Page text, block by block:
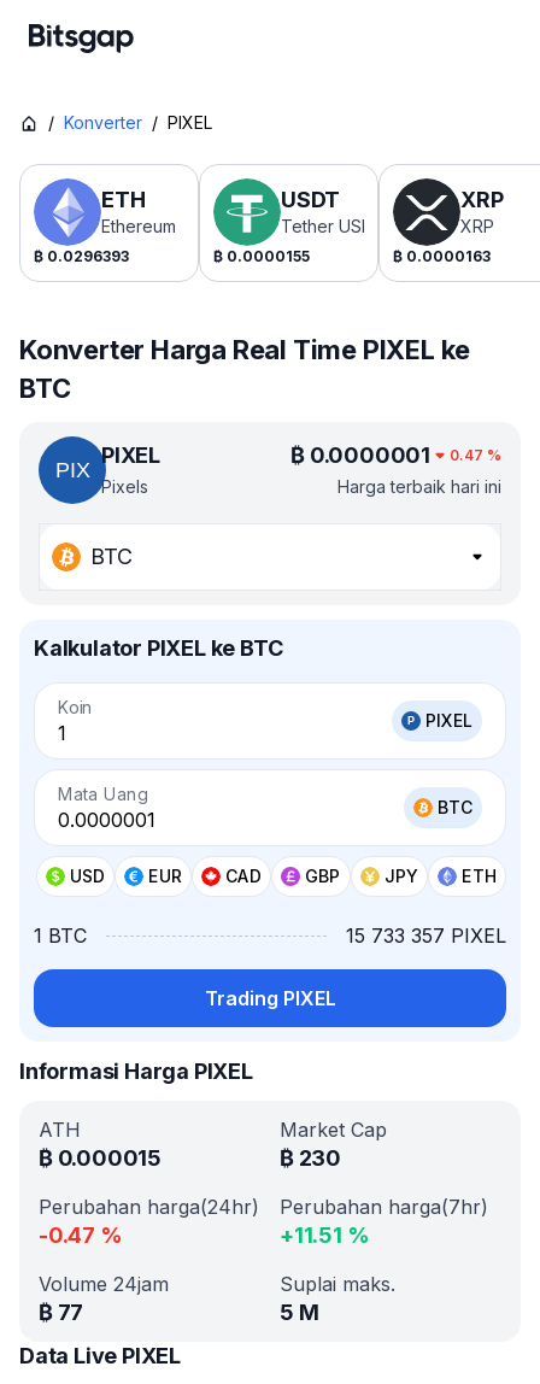
/ Konverter / PIXEL
ETH
Ethereum
₿ 0.0296393
USDT
Tether USDt
₿ 0.0000155
XRP
XRP
₿ 0.0000163
Konverter Harga Real Time PIXEL ke
BTC
PIXEL
Pixels
₿ 0.0000001 0.47 %
Harga terbaik hari ini
BTC
Kalkulator PIXEL ke BTC
Koin
PIXEL
Mata Uang
BTC
USD EUR CAD GBP JPY ETH
1 BTC 15 733 357 PIXEL
Trading PIXEL
Informasi Harga PIXEL
ATH
₿ 0.000015
Market Cap
₿ 230
Perubahan harga(24hr)
-0.47 %
Perubahan harga(7hr)
+11.51 %
Volume 24jam
₿ 77
Suplai maks.
5 M
Data Live PIXEL